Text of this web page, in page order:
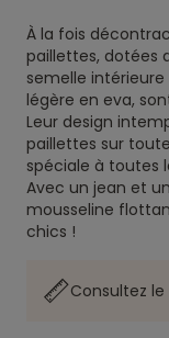
À la fois
paillettes, dotées
semelle
légère en eva,
Leur design
paillettes sur
spéciale à toutes
Avec un jean et
mousseline
chics !
Consultez le